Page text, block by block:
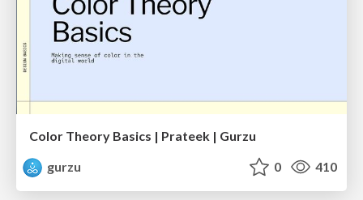
Color Theory Basics | Prateek | Gurzu
gurzu
0 410